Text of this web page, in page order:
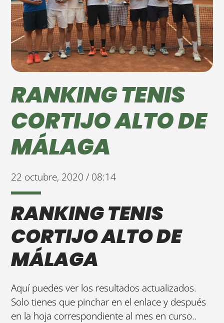
RANKING TENIS
CORTIJO ALTO DE
MÁLAGA
22 octubre, 2020 / 08:14
RANKING TENIS
CORTIJO ALTO DE
MÁLAGA
Aquí puedes ver los resultados actualizados.
Solo tienes que pinchar en el enlace y después
en la hoja correspondiente al mes en curso..